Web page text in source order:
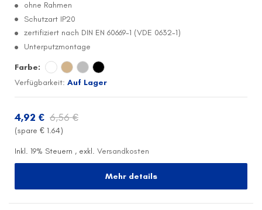
ohne Rahmen
Schutzart IP20
zertifiziert nach DIN EN 60669-1 (VDE 0632-1)
Unterputzmontage
Farbe:
Verfügbarkeit: Auf Lager
4,92 € 6,56 €
(spare € 1.64)
Inkl. 19% Steuern , exkl. Versandkosten
Mehr details